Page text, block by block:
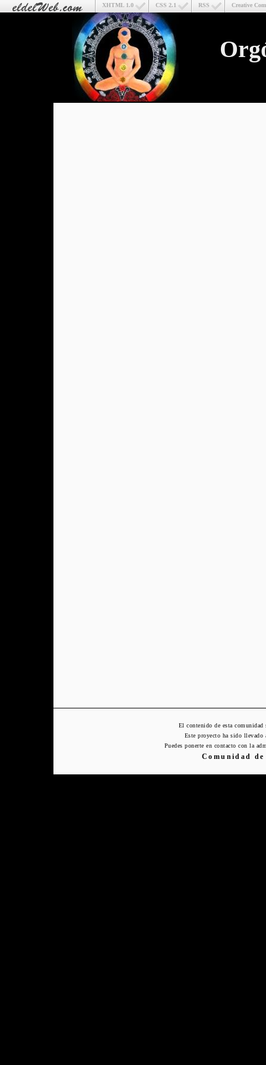
Creative
RSS
CSS 2.1
XHTML 1.0
El contenido de esta
Este proyecto ha sido
Puedes ponerte en contacto con la
Comunidad